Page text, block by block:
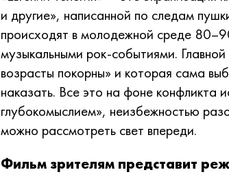
и другие», написанной по следам
происходят в молодежной среде
музыкальными рок-событиями.
возрасты покорны» и которая сама
наказать. Все это на фоне конфликта
глубокомыслием», неизбежностью
можно рассмотреть свет впереди.
Фильм зрителям представит